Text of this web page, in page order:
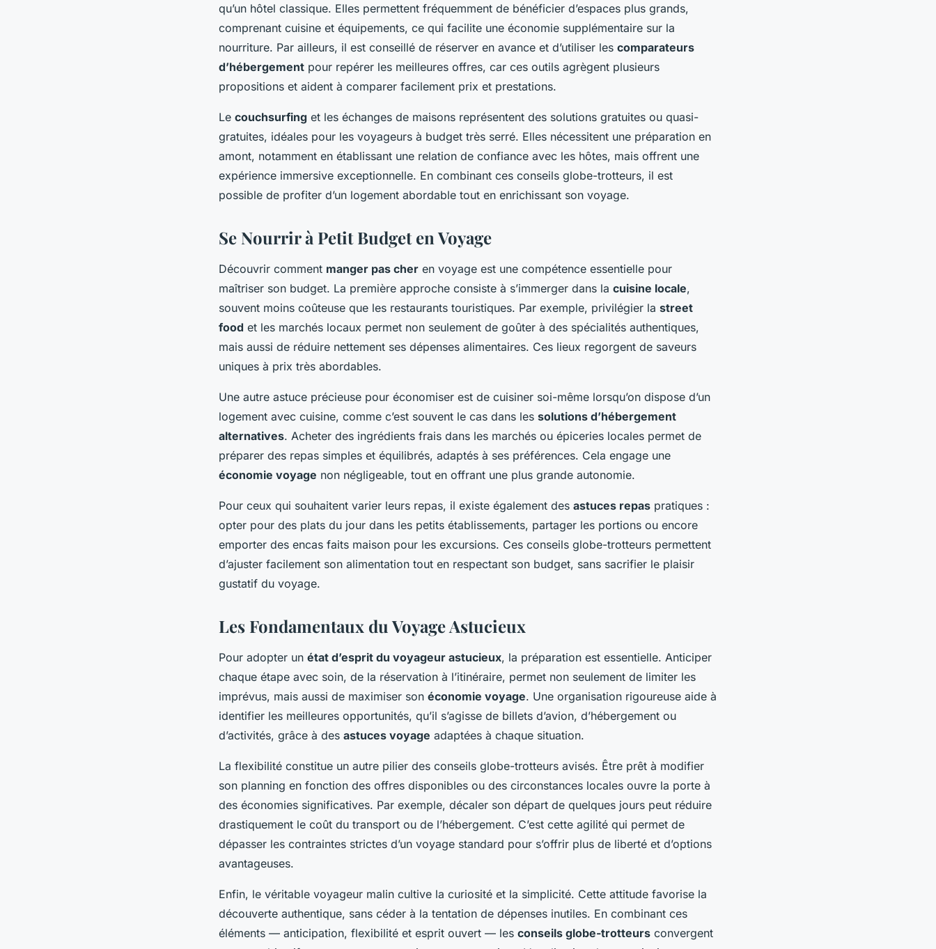
qu’un hôtel classique. Elles permettent fréquemment de bénéficier d’espaces plus grands,
comprenant cuisine et équipements, ce qui facilite une économie supplémentaire sur la
nourriture. Par ailleurs, il est conseillé de réserver en avance et d’utiliser les comparateurs
d’hébergement pour repérer les meilleures offres, car ces outils agrègent plusieurs
propositions et aident à comparer facilement prix et prestations.
Le couchsurfing et les échanges de maisons représentent des solutions gratuites ou quasi-
gratuites, idéales pour les voyageurs à budget très serré. Elles nécessitent une préparation en
amont, notamment en établissant une relation de confiance avec les hôtes, mais offrent une
expérience immersive exceptionnelle. En combinant ces conseils globe-trotteurs, il est
possible de profiter d’un logement abordable tout en enrichissant son voyage.
Se Nourrir à Petit Budget en Voyage
Découvrir comment manger pas cher en voyage est une compétence essentielle pour
maîtriser son budget. La première approche consiste à s’immerger dans la cuisine locale,
souvent moins coûteuse que les restaurants touristiques. Par exemple, privilégier la street
food et les marchés locaux permet non seulement de goûter à des spécialités authentiques,
mais aussi de réduire nettement ses dépenses alimentaires. Ces lieux regorgent de saveurs
uniques à prix très abordables.
Une autre astuce précieuse pour économiser est de cuisiner soi-même lorsqu’on dispose d’un
logement avec cuisine, comme c’est souvent le cas dans les solutions d’hébergement
alternatives. Acheter des ingrédients frais dans les marchés ou épiceries locales permet de
préparer des repas simples et équilibrés, adaptés à ses préférences. Cela engage une
économie voyage non négligeable, tout en offrant une plus grande autonomie.
Pour ceux qui souhaitent varier leurs repas, il existe également des astuces repas pratiques :
opter pour des plats du jour dans les petits établissements, partager les portions ou encore
emporter des encas faits maison pour les excursions. Ces conseils globe-trotteurs permettent
d’ajuster facilement son alimentation tout en respectant son budget, sans sacrifier le plaisir
gustatif du voyage.
Les Fondamentaux du Voyage Astucieux
Pour adopter un état d’esprit du voyageur astucieux, la préparation est essentielle. Anticiper
chaque étape avec soin, de la réservation à l’itinéraire, permet non seulement de limiter les
imprévus, mais aussi de maximiser son économie voyage. Une organisation rigoureuse aide à
identifier les meilleures opportunités, qu’il s’agisse de billets d’avion, d’hébergement ou
d’activités, grâce à des astuces voyage adaptées à chaque situation.
La flexibilité constitue un autre pilier des conseils globe-trotteurs avisés. Être prêt à modifier
son planning en fonction des offres disponibles ou des circonstances locales ouvre la porte à
des économies significatives. Par exemple, décaler son départ de quelques jours peut réduire
drastiquement le coût du transport ou de l’hébergement. C’est cette agilité qui permet de
dépasser les contraintes strictes d’un voyage standard pour s’offrir plus de liberté et d’options
avantageuses.
Enfin, le véritable voyageur malin cultive la curiosité et la simplicité. Cette attitude favorise la
découverte authentique, sans céder à la tentation de dépenses inutiles. En combinant ces
éléments — anticipation, flexibilité et esprit ouvert — les conseils globe-trotteurs convergent